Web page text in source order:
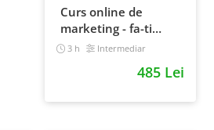
Curs online de
marketing - fa-ti
propriul sales funnel
3 h Intermediar
485 Lei